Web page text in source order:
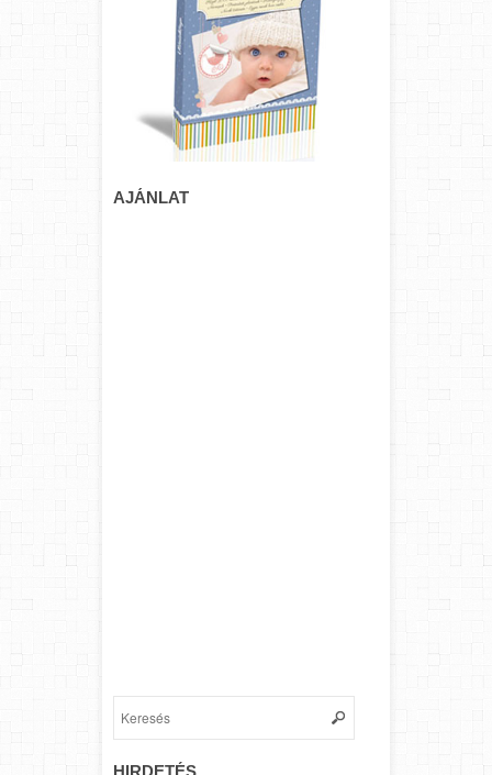
AJÁNLAT
HIRDETÉS